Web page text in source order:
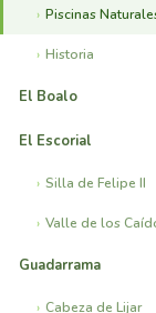
Piscinas
Historia
El Boalo
El Escorial
Silla de Felipe II
Valle de los
Guadarrama
Cabeza de Lijar